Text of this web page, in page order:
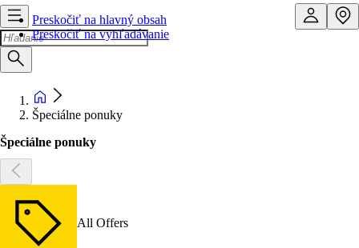
Preskočiť na hlavný obsah
Preskočiť na vyhľadávanie
Špeciálne ponuky
Špeciálne ponuky
All Offers